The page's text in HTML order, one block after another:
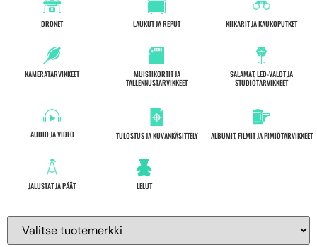
DRONET LAUKUT JA REPUT KIIKARIT JA KAUKOPUTKET
KAMERATARVIKKEET
AUDIO JA VIDEO
MUISTIKORTIT JA
TALLENNUSTARVIKKEET
TULOSTUS JA KUVANKÄSITTELY
SALAMAT, LED-VALOT JA
STUDIOTARVIKKEET
ALBUMIT, FILMIT JA PIMIÖTARVIKKEET
JALUSTAT JA PÄÄT LELUT